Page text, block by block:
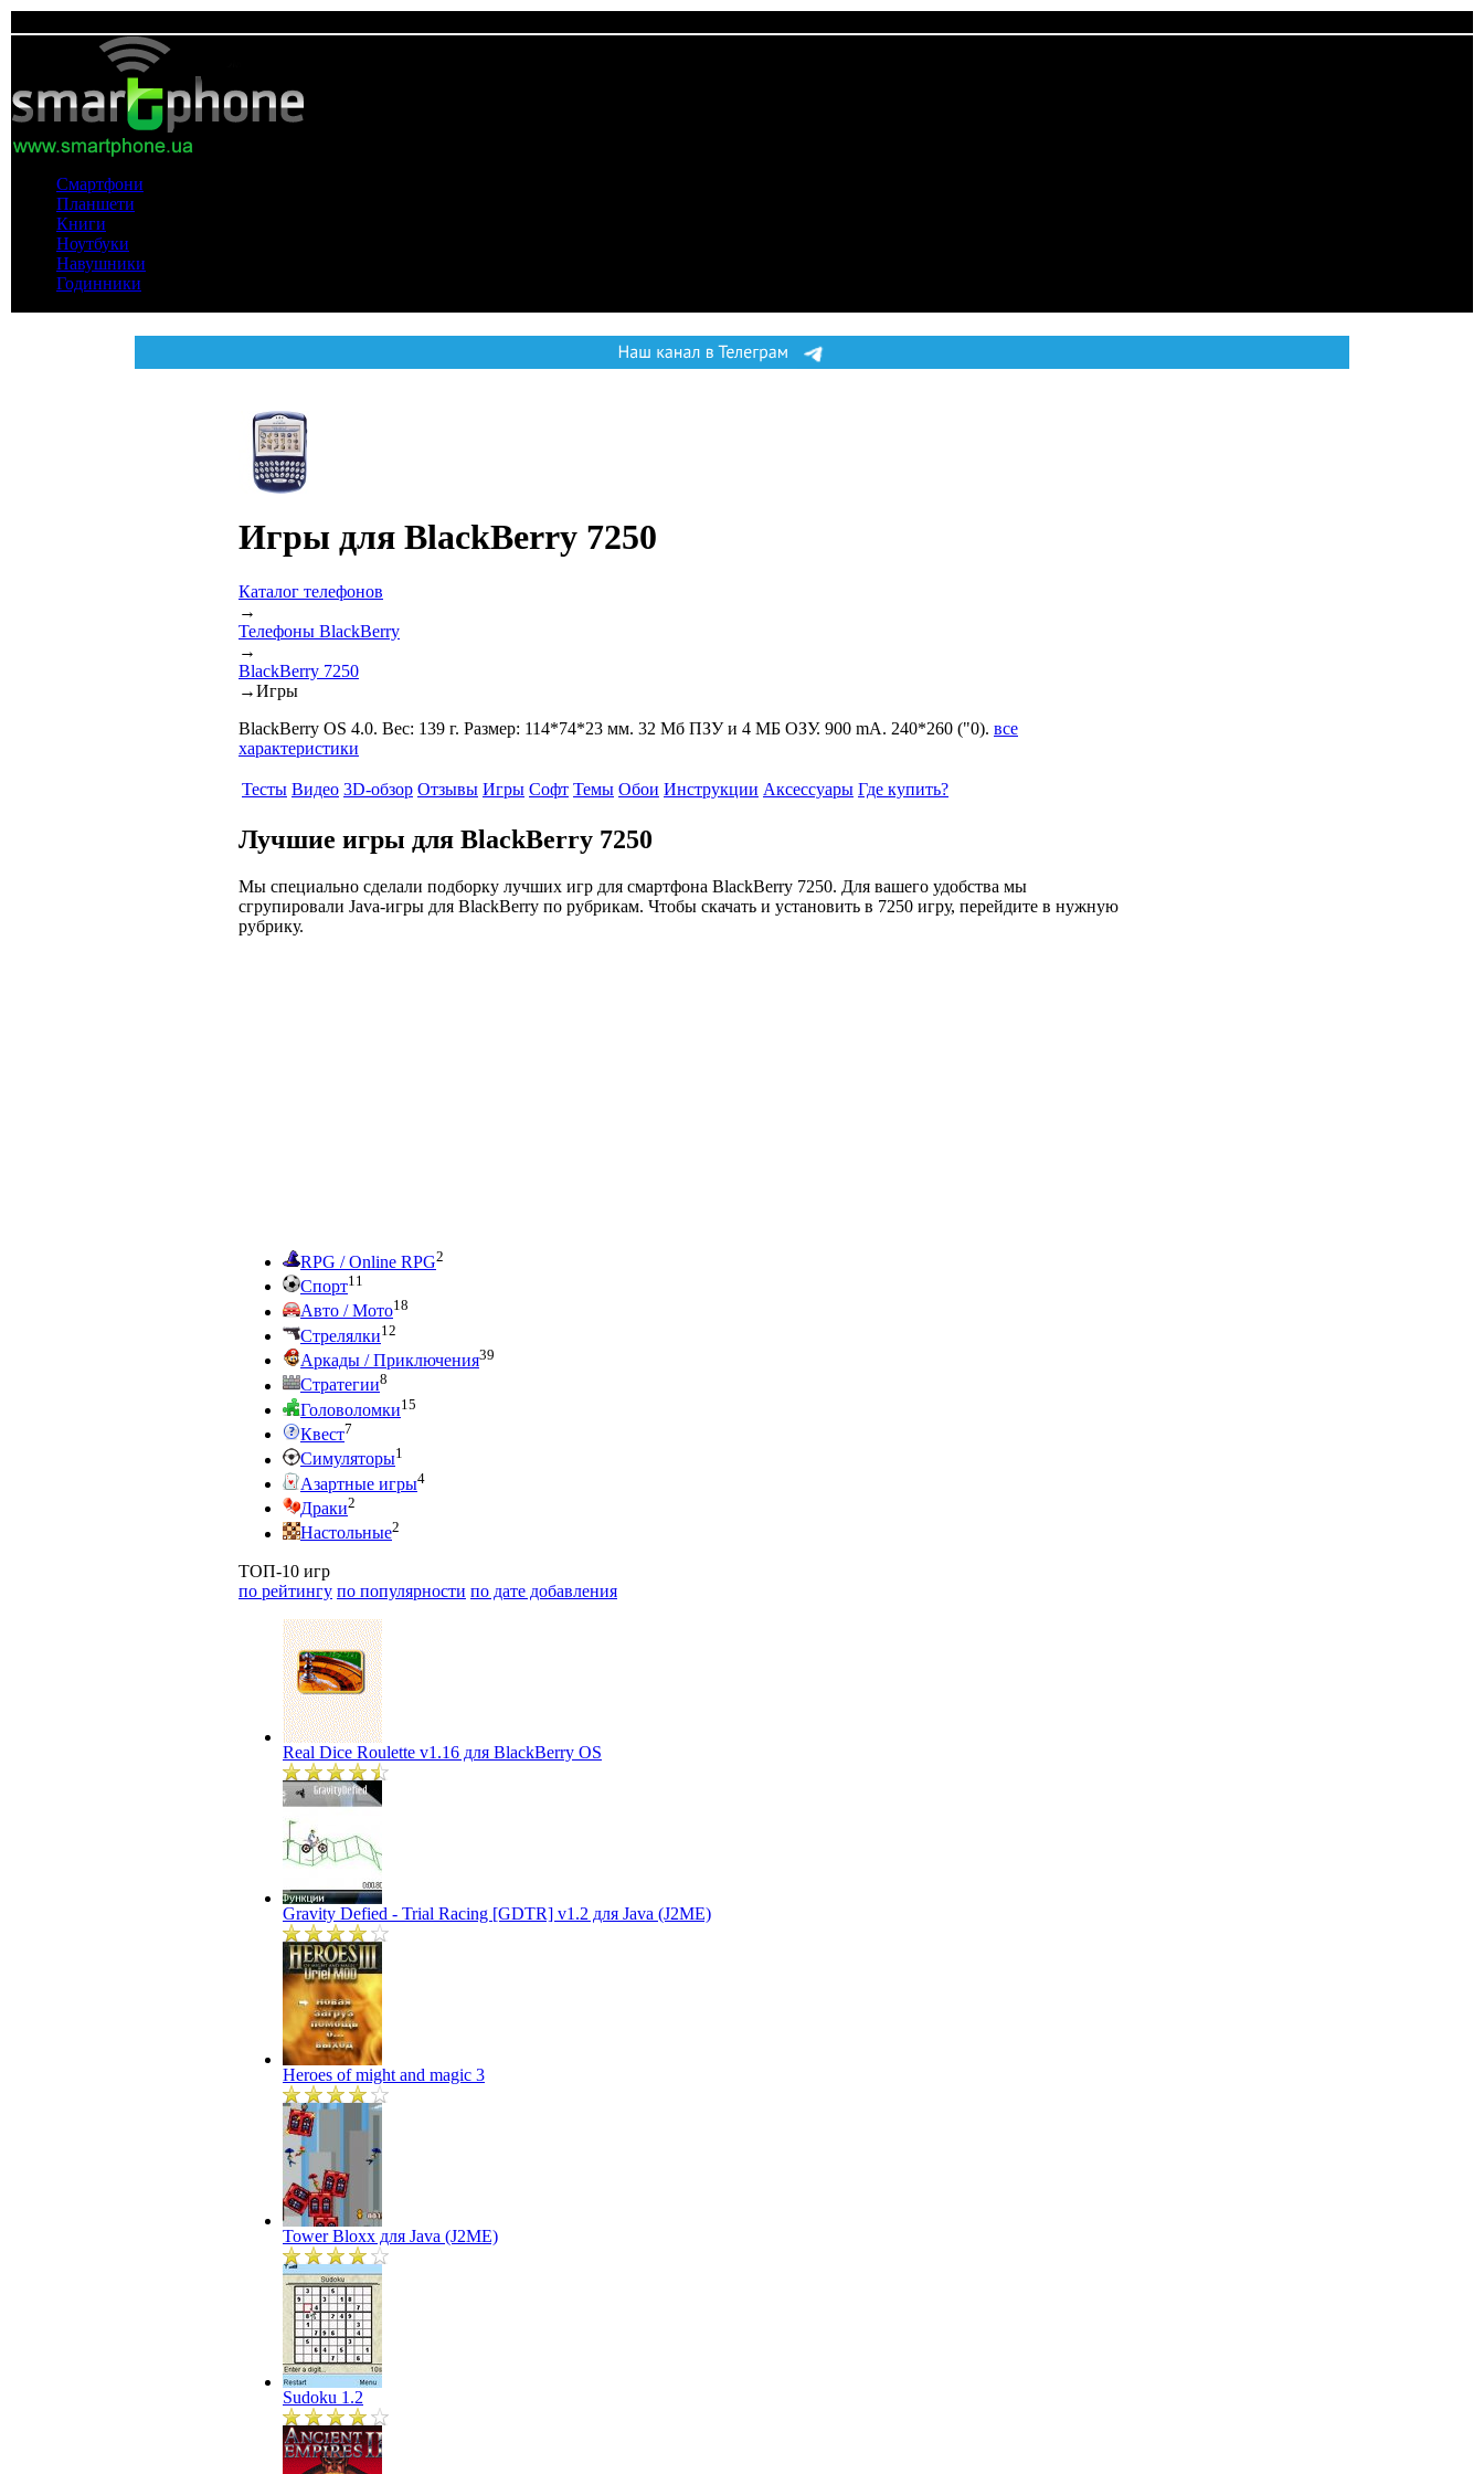
Смартфони
Планшети
Книги
Ноутбуки
Навушники
Годинники
Игры для BlackBerry 7250
Каталог телефонов
→
Телефоны BlackBerry
→
BlackBerry 7250
→Игры
BlackBerry OS 4.0. Вес: 139 г. Размер: 114*74*23 мм. 32 Мб ПЗУ и 4 МБ ОЗУ. 900 mA. 240*260 ("0). все
характеристики
Тесты Видео 3D-обзор Отзывы Игры Софт Темы Обои Инструкции Аксессуары Где купить?
Лучшие игры для BlackBerry 7250
Мы специально сделали подборку лучших игр для смартфона BlackBerry 7250. Для вашего удобства мы
сгрупировали Java-игры для BlackBerry по рубрикам. Чтобы скачать и установить в 7250 игру, перейдите в нужную
рубрику.
RPG / Online RPG2
Спорт11
Авто / Мото18
Стрелялки12
Аркады / Приключения39
Стратегии8
Головоломки15
Квест7
Симуляторы1
Азартные игры4
Драки2
Настольные2
ТОП-10 игр
по рейтингу по популярности по дате добавления
Real Dice Roulette v1.16 для BlackBerry OS
Gravity Defied - Trial Racing [GDTR] v1.2 для Java (J2ME)
Heroes of might and magic 3
Tower Bloxx для Java (J2ME)
Sudoku 1.2